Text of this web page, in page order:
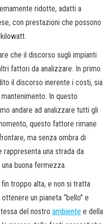
ridotte, adatti a
con prestazioni che possono
che il discorso sugli impianti
fattori da analizzare. In primo
il discorso inerente i costi, sia
In questo
andare ad analizzare tutti gli
questo fattore rimane
ma senza ombra di
rappresenta una strada da
buona fermezza.
troppo alta, e non si tratta
un pianeta “bello” e
del nostro ambiente e della